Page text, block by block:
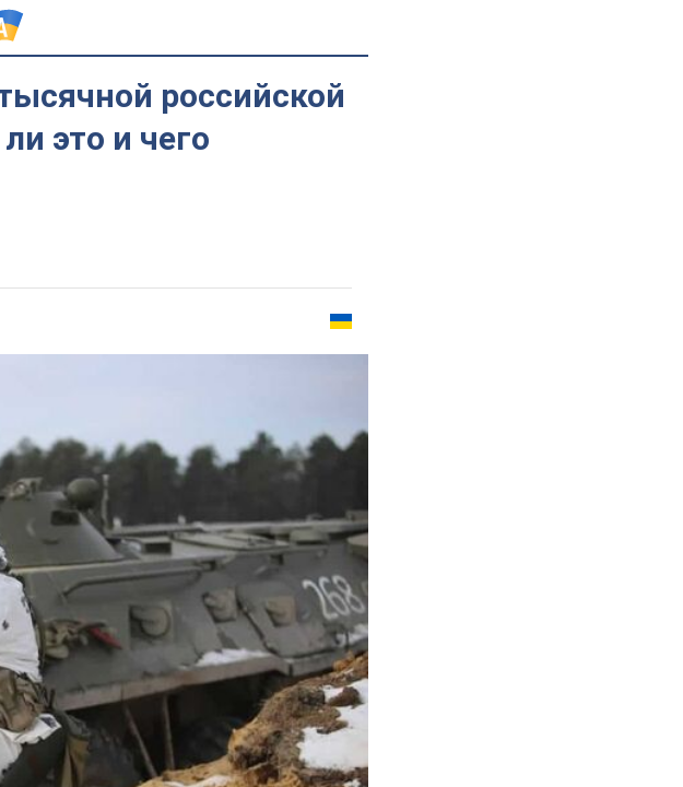
российской
это и чего